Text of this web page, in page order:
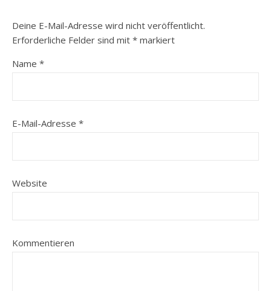
Deine E-Mail-Adresse wird nicht veröffentlicht.
Erforderliche Felder sind mit * markiert
Name *
E-Mail-Adresse *
Website
Kommentieren